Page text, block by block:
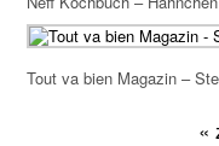
Tout va bien Magazin –
«